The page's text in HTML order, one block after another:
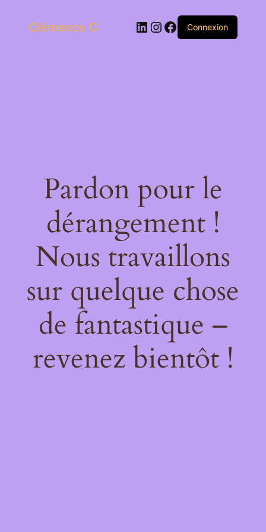
Clémence C LinkedIn
Instagram
Facebook
Connexion
Pardon pour le
dérangement !
Nous travaillons
sur quelque chose
de fantastique –
revenez bientôt !